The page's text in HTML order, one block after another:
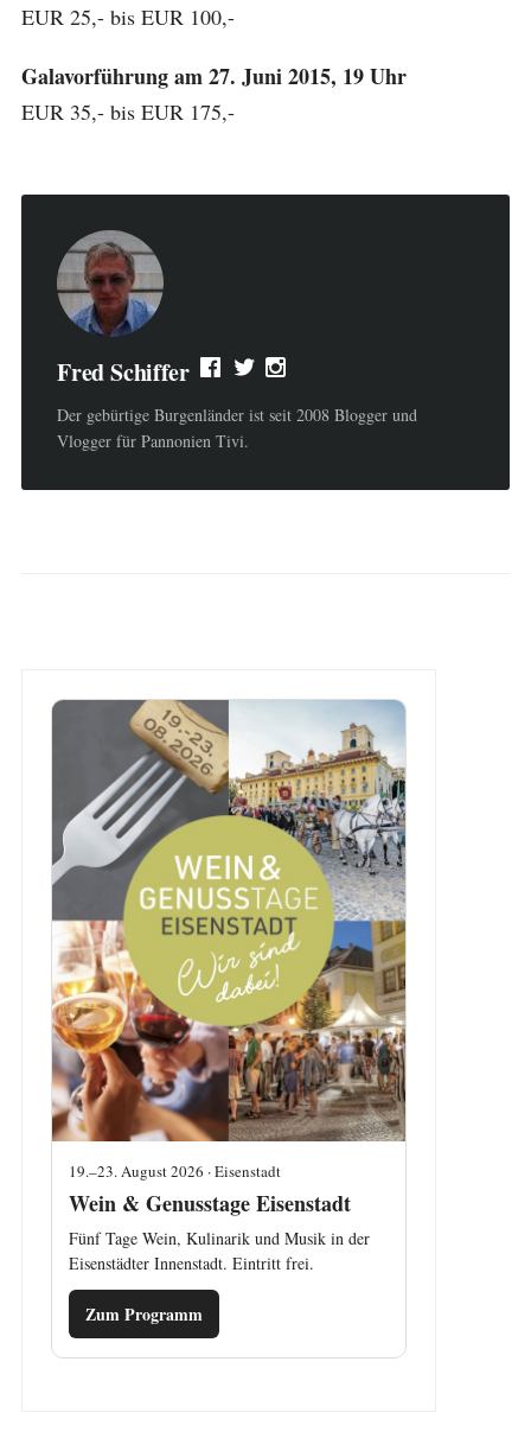
EUR 25,- bis EUR 100,-
Galavorführung am 27. Juni 2015, 19 Uhr
EUR 35,- bis EUR 175,-
Fred Schiffer
Der gebürtige Burgenländer ist seit 2008 Blogger und
Vlogger für Pannonien Tivi.
19.–23. August 2026 · Eisenstadt
Wein & Genusstage Eisenstadt
Fünf Tage Wein, Kulinarik und Musik in der
Eisenstädter Innenstadt. Eintritt frei.
Zum Programm